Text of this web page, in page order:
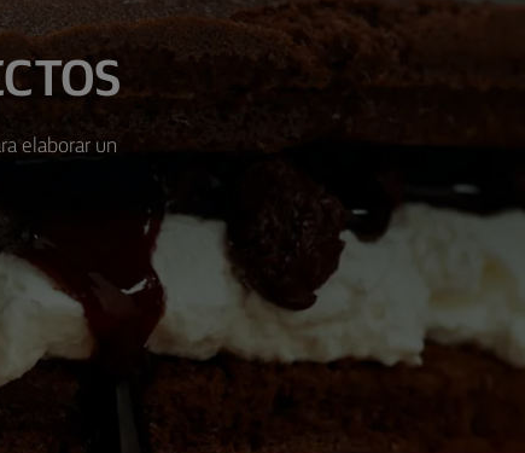
elaborar un